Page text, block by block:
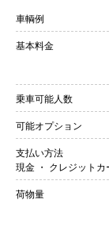
車輌例
基本料金
乗車可能人数
可能オプション
支払い方法
現金 ・ クレジット
荷物量